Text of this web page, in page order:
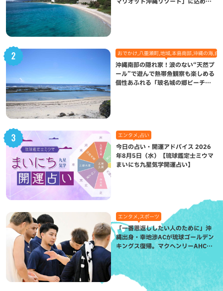
おでかけ,八重瀬町,地域,本島南部,沖縄の海,自
沖縄南部の隠れ家！波のない“天然プ
ール”で遊んで熱帯魚観察も楽しめる
個性あふれる「玻名城の郷ビーチ」
エンタメ,占い
今日の占い・開運アドバイス 2026
年8月5日（水）【琉球鑑定士ミウマ
まいにち九星気学開運占い】
エンタメ,スポーツ
「一番恩返ししたい人のために」沖
縄出身・幸地渉ACが琉球ゴールデン
キングス復帰。マクヘンリーAHCに
信頼を寄せる理由